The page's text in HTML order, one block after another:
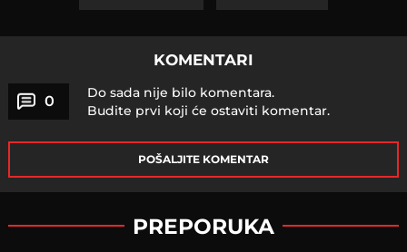
KOMENTARI
0
Do sada nije bilo komentara.
Budite prvi koji će ostaviti komentar.
POŠALJITE KOMENTAR
PREPORUKA